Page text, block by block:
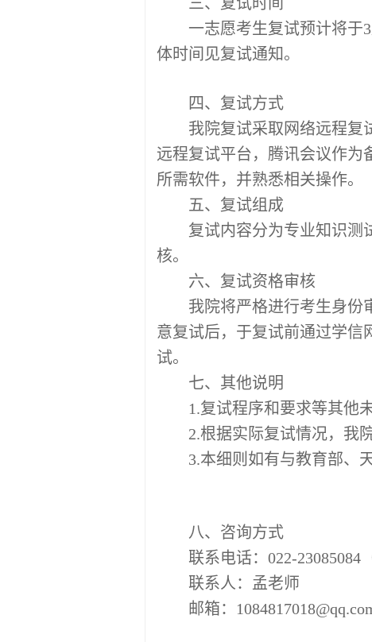
一志愿考生复试预计将于
体时间见复试通知。
四、复试方式
我院复试采取网络远程复
远程复试平台，腾讯会议作为
所需软件，并熟悉相关操作。
五、复试组成
复试内容分为专业知识测
核。
六、复试资格审核
我院将严格进行考生身份
意复试后，于复试前通过学信
试。
七、其他说明
1 .复试程序和要求等其他
2.根据实际复试情况，我
3.本细则如有与教育部、
八、咨询方式
联系电话： 022-23085084
联系人： 孟老师
邮箱：